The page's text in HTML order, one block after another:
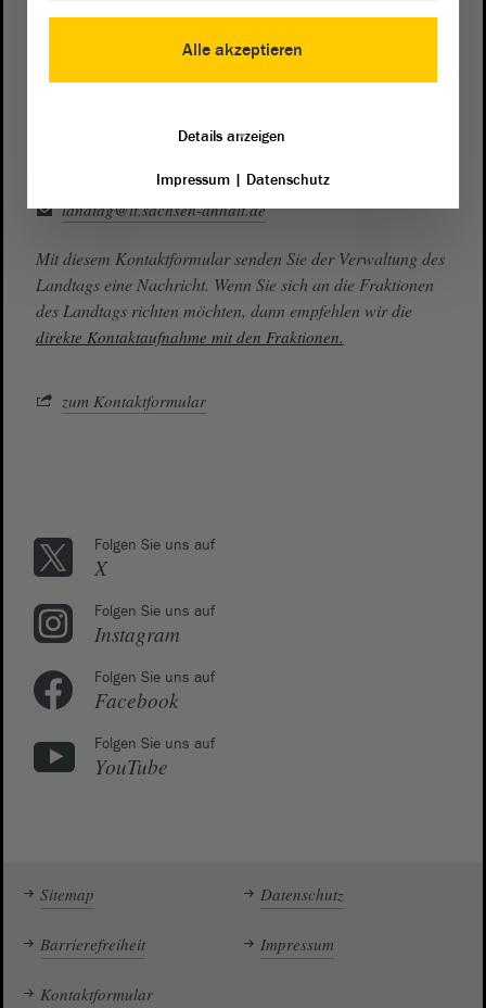
0391 / 560 - 0
landtag@lt.sachsen-anhalt.de
Mit diesem Kontaktformular senden Sie der Verwaltung des
Landtags eine Nachricht. Wenn Sie sich an die Fraktionen
des Landtags richten möchten, dann empfehlen wir die
direkte Kontaktaufnahme mit den Fraktionen.
zum Kontaktformular
Folgen Sie uns auf
X
Folgen Sie uns auf
Instagram
Folgen Sie uns auf
Facebook
Folgen Sie uns auf
YouTube
Sitemap Datenschutz
Barrierefreiheit Impressum
Kontaktformular
Alle akzeptieren
Details anzeigen
Impressum| Datenschutz